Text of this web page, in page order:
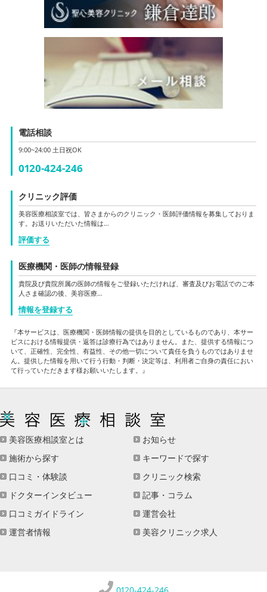
電話相談
9:00~24:00 土日祝OK
0120-424-246
クリニック評価
美容医療相談室では、皆さまからのクリニック・医師評価情報を募集しておりま
す。お送りいただいた情報は…
評価する
医療機関・医師の情報登録
貴院及び貴院所属の医師の情報をご登録いただければ、審査及びお電話でのご本
人さま確認の後、美容医療…
情報を登録する
『本サービスは、医療機関・医師情報の提供を目的としているものであり、本サー
ビスにおける情報提供・返答は診療行為ではありません。また、提供する情報につ
いて、正確性、完全性、有益性、その他一切について責任を負うものではありませ
ん。提供した情報を用いて行う行動・判断・決定等は、利用者ご自身の責任におい
て行っていただきます様お願いいたします。』
美容医療相談室とは
お知らせ
施術から探す
キーワードで探す
口コミ・体験談
クリニック検索
ドクターインタビュー
記事・コラム
口コミガイドライン
運営会社
運営者情報
美容クリニック求人